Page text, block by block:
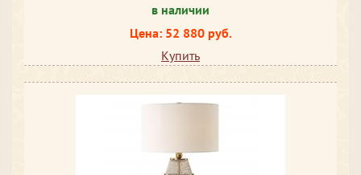
в наличии
Цена: 52 880 руб.
Купить